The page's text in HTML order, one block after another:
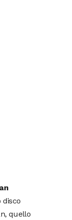
disco
quello